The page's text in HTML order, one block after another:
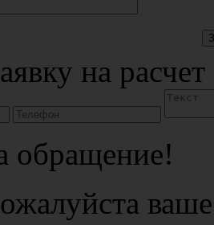
на расчет
обращение!